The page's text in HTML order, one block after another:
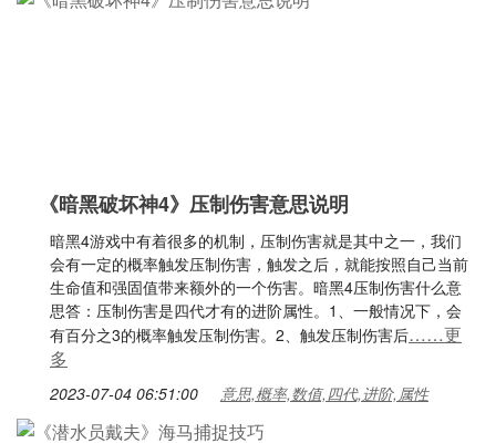
《暗黑破坏神4》压制伤害意思说明
暗黑4游戏中有着很多的机制，压制伤害就是其中之一，我们
会有一定的概率触发压制伤害，触发之后，就能按照自己当前
生命值和强固值带来额外的一个伤害。暗黑4压制伤害什么意
思答：压制伤害是四代才有的进阶属性。1、一般情况下，会
有百分之3的概率触发压制伤害。2、触发压制伤害后……更
多
2023-07-04 06:51:00 意思,概率,数值,四代,进阶,属性